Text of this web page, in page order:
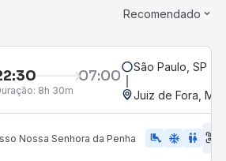
Recomendado
07:00
8h 30m
São Paulo, SP -
Juiz de Fora, MG
Nossa Senhora da Penha airline_seat_legroom_extra ac_unit WC